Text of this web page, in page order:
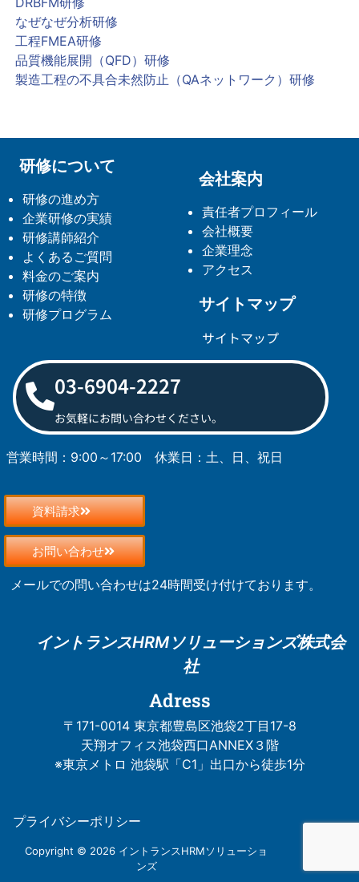
なぜなぜ分析研修
工程FMEA研修
品質機能展開（QFD）研修
製造工程の不具合未然防止（QAネットワーク）研修
研修について
研修の進め方
企業研修の実績
研修講師紹介
よくあるご質問
料金のご案内
研修の特徴
研修プログラム
会社案内
責任者プロフィール
会社概要
企業理念
アクセス
サイトマップ
サイトマップ
03-6904-2227
お気軽にお問い合わせください。
営業時間：9:00～17:00 休業日：土、日、祝日
資料請求
お問い合わせ
メールでの問い合わせは24時間受け付けております。
イントランスHRM ソリューションズ株式会
社
Adress
〒171-0014 東京都豊島区池袋2丁目17-8
天翔オフィス池袋西口ANNEX３階
※東京メトロ 池袋駅「C1」出口から徒歩1分
プライバシーポリシー
Copyright © 2026 イントランスHRMソリューショ
ンズ